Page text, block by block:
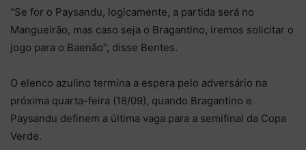
“Se for o Paysandu, logicamente, a partida será no
Mangueirão, mas caso seja o Bragantino, iremos solicitar o
jogo para o Baenão”, disse Bentes.
O elenco azulino termina a espera pelo adversário na
próxima quarta-feira (18/09), quando Bragantino e
Paysandu definem a última vaga para a semifinal da Copa
Verde.